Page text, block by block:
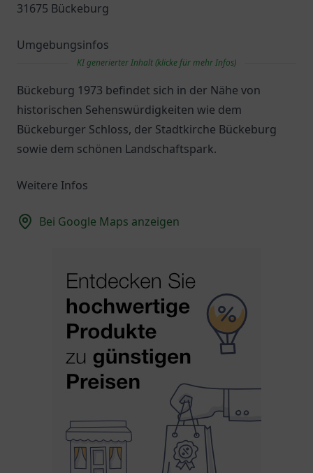
31675 Bückeburg
Umgebungsinfos
KI generierter Inhalt (klicke für mehr Infos)
Bückeburg 1973 befindet sich in der Nähe von
historischen Sehenswürdigkeiten wie dem
Bückeburger Schloss, der Stadtkirche Bückeburg
sowie dem schönen Landschaftspark.
Weitere Infos
Bei Google Maps anzeigen